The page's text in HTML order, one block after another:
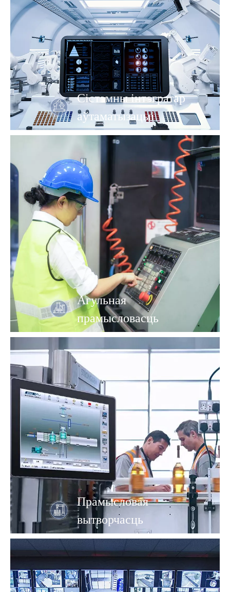
Сістэмны інтэгратар
аўтаматызацыі
Агульная
прамысловасць
Прамысловая
вытворчасць